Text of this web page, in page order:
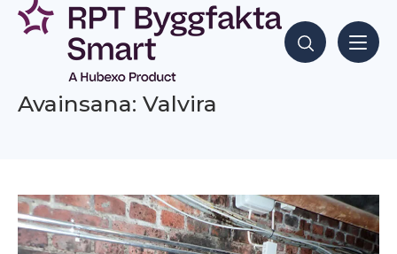
Siirry
sisältöön
Hae sisältöjä
Avainsana: Valvira